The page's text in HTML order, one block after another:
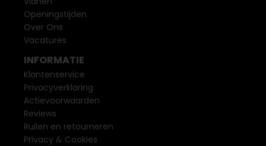
Openingstijden
Over Ons
Vacatures
INFORMATIE
Klantenservice
Privacyverklaring
Actievoorwaarden
Reviews
Ruilen en retourneren
Privacy & Cookies